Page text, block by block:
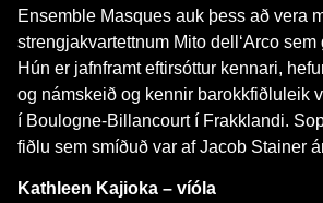
Ensemble Masques auk þess að vera
strengjakvartettnum Mito dell‘Arco sem
Hún er jafnframt eftirsóttur kennari,
og námskeið og kennir barokkfiðluleik
í Boulogne-Billancourt í Frakklandi.
fiðlu sem smíðuð var af Jacob Stainer
Kathleen Kajioka – víóla